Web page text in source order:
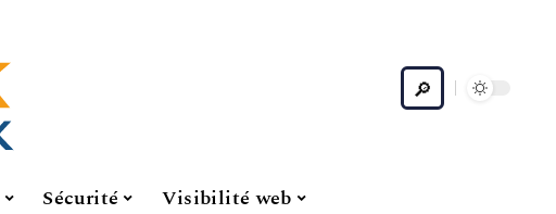
Sécurité Visibilité web